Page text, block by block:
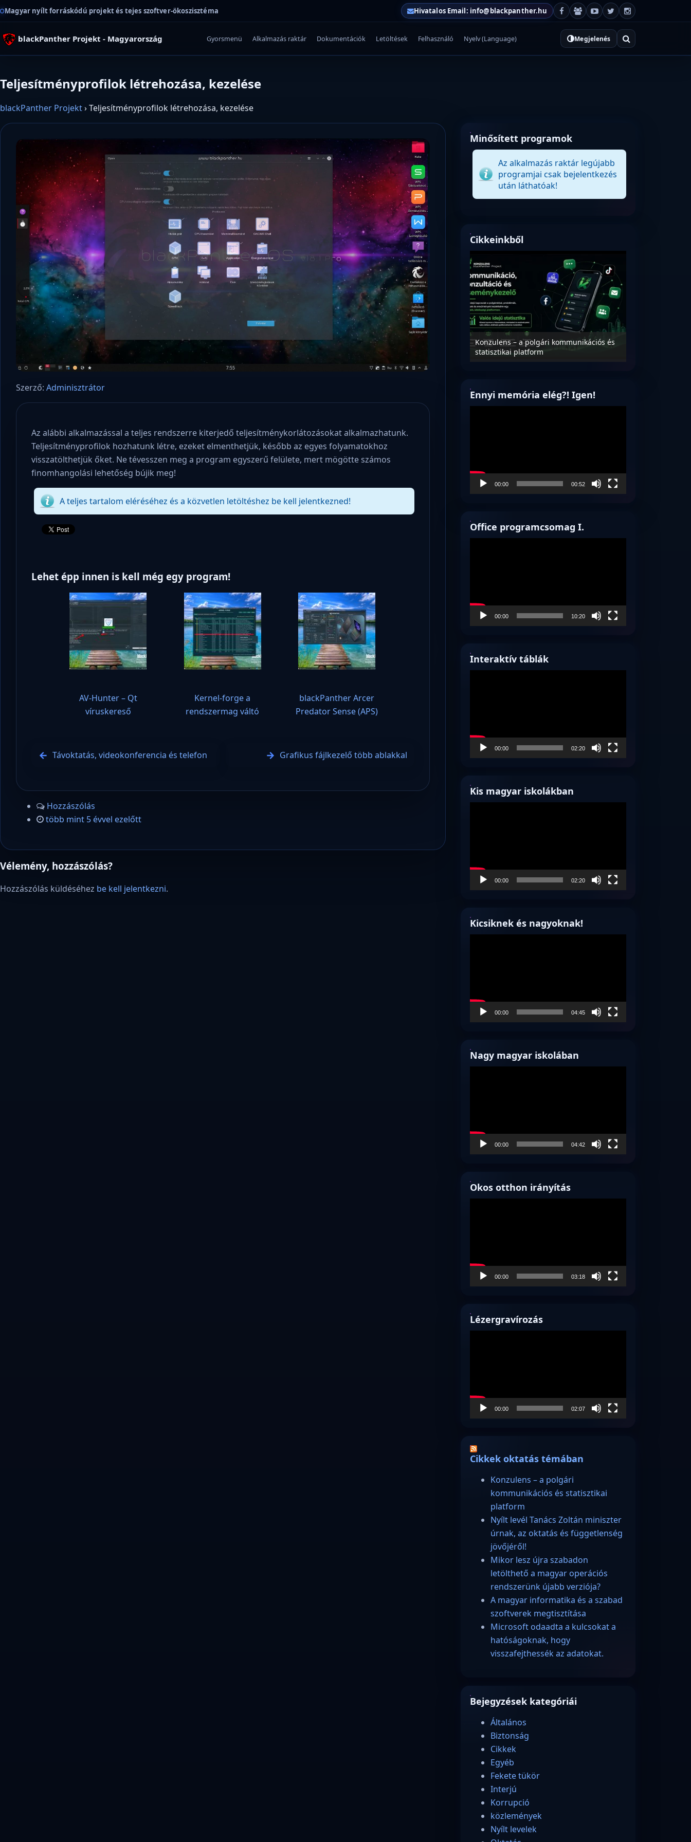
Magyar nyílt forráskódú projekt és tejes szoftver-ökoszisztéma Hivatalos Email: info@blackpanther.hu
blackPanther Projekt - Magyarország Gyorsmenü Alkalmazás raktár Dokumentációk Letöltések Felhasználó Nyelv (Language) Megjelenés
Teljesítményprofilok létrehozása, kezelése
blackPanther Projekt›Teljesítményprofilok létrehozása, kezelése
Szerző: Adminisztrátor
Az alábbi alkalmazással a teljes rendszerre kiterjedő teljesítménykorlátozásokat alkalmazhatunk.
Teljesítményprofilok hozhatunk létre, ezeket elmenthetjük, később az egyes folyamatokhoz
visszatölthetjük őket. Ne tévesszen meg a program egyszerű felülete, mert mögötte számos
finomhangolási lehetőség bújik meg!
A teljes tartalom eléréséhez és a közvetlen letöltéshez be kell jelentkezned!
Lehet épp innen is kell még egy program!
AV-Hunter – Qt
víruskereső
Kernel-forge a
rendszermag váltó
blackPanther Arcer
Predator Sense (APS)
Távoktatás, videokonferencia és telefon Grafikus fájlkezelő több ablakkal
Hozzászólás
több mint 5 évvel ezelőtt
Vélemény, hozzászólás?
Hozzászólás küldéséhez be kell jelentkezni.
Minősített programok
Az alkalmazás raktár legújabb
programjai csak bejelentkezés
után láthatóak!
Cikkeinkből
Microsoft odaadta a kulcsokat a
hatóságoknak, hogy visszafejthessék az
adatokat.
Konzulens – a polgári kommunikációs és
statisztikai platform
Ennyi memória elég?! Igen!
00:00 00:52
Office programcsomag I.
00:00 10:20
Interaktív táblák
00:00 02:20
Kis magyar iskolákban
00:00 02:20
Kicsiknek és nagyoknak!
00:00 04:45
Nagy magyar iskolában
00:00 04:42
Okos otthon irányítás
00:00 03:18
Lézergravírozás
00:00 02:07
Cikkek oktatás témában
Konzulens – a polgári
kommunikációs és statisztikai
platform
Nyílt levél Tanács Zoltán miniszter
úrnak, az oktatás és függetlenség
jövőjéről!
Mikor lesz újra szabadon
letölthető a magyar operációs
rendszerünk újabb verziója?
A magyar informatika és a szabad
szoftverek megtisztítása
Microsoft odaadta a kulcsokat a
hatóságoknak, hogy
visszafejthessék az adatokat.
Bejegyzések kategóriái
Általános
Biztonság
Cikkek
Egyéb
Fekete tükör
Interjú
Korrupció
közlemények
Nyílt levelek